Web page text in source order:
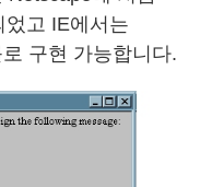
었고 IE에서는
구현 가능합니다.